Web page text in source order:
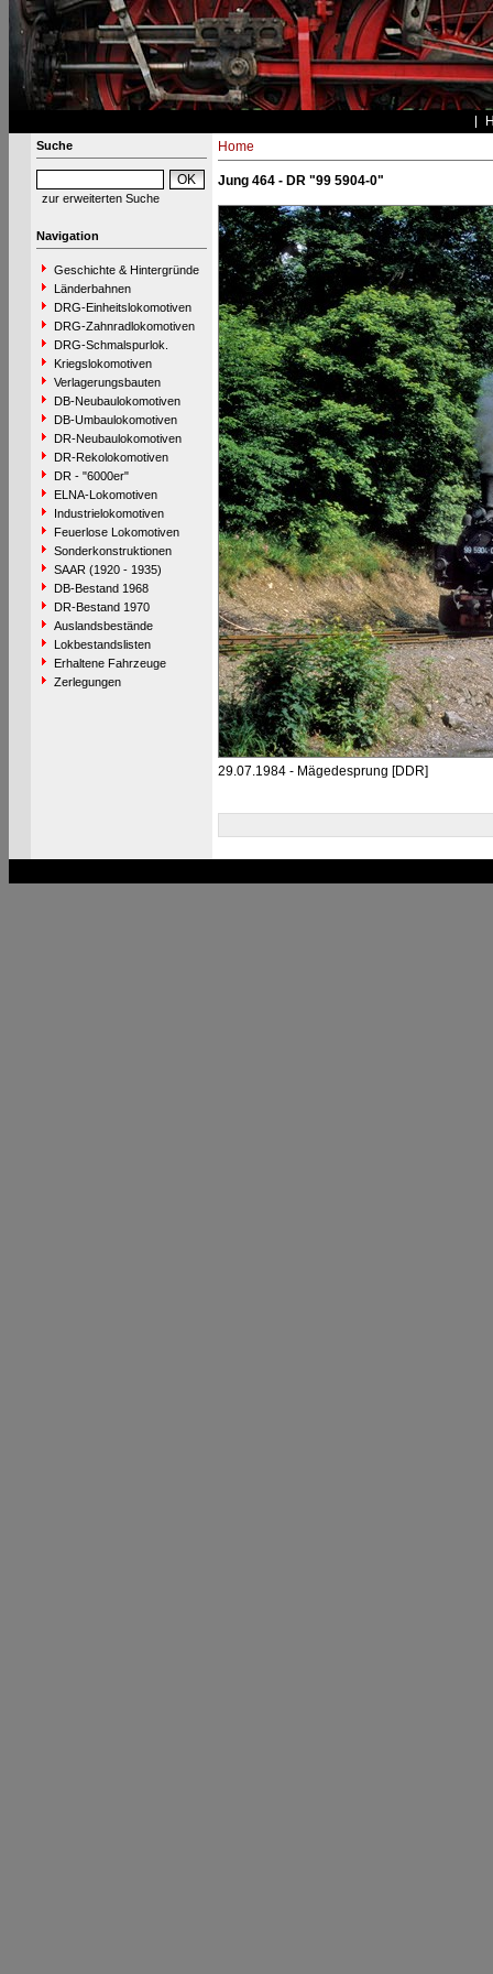
Suche
zur erweiterten Suche
Navigation
Geschichte & Hintergründe
Länderbahnen
DRG-Einheitslokomotiven
DRG-Zahnradlokomotiven
DRG-Schmalspurlok.
Kriegslokomotiven
Verlagerungsbauten
DB-Neubaulokomotiven
DB-Umbaulokomotiven
DR-Neubaulokomotiven
DR-Rekolokomotiven
DR - "6000er"
ELNA-Lokomotiven
Industrielokomotiven
Feuerlose Lokomotiven
Sonderkonstruktionen
SAAR (1920 - 1935)
DB-Bestand 1968
DR-Bestand 1970
Auslandsbestände
Lokbestandslisten
Erhaltene Fahrzeuge
Zerlegungen
Home
Jung 464 - DR "99 5904-0"
29.07.1984 - Mägedesprung [DDR]